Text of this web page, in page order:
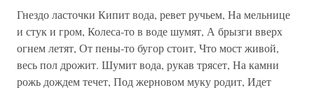
Гнездо ласточки Кипит вода, ревет ручьем, На мельнице
и стук и гром, Колеса-то в воде шумят, А брызги вверх
огнем летят, От пены-то бугор стоит, Что мост живой,
весь пол дрожит. Шумит вода, рукав трясет, На камни
рожь дождем течет, Под жерновом муку родит, Идет